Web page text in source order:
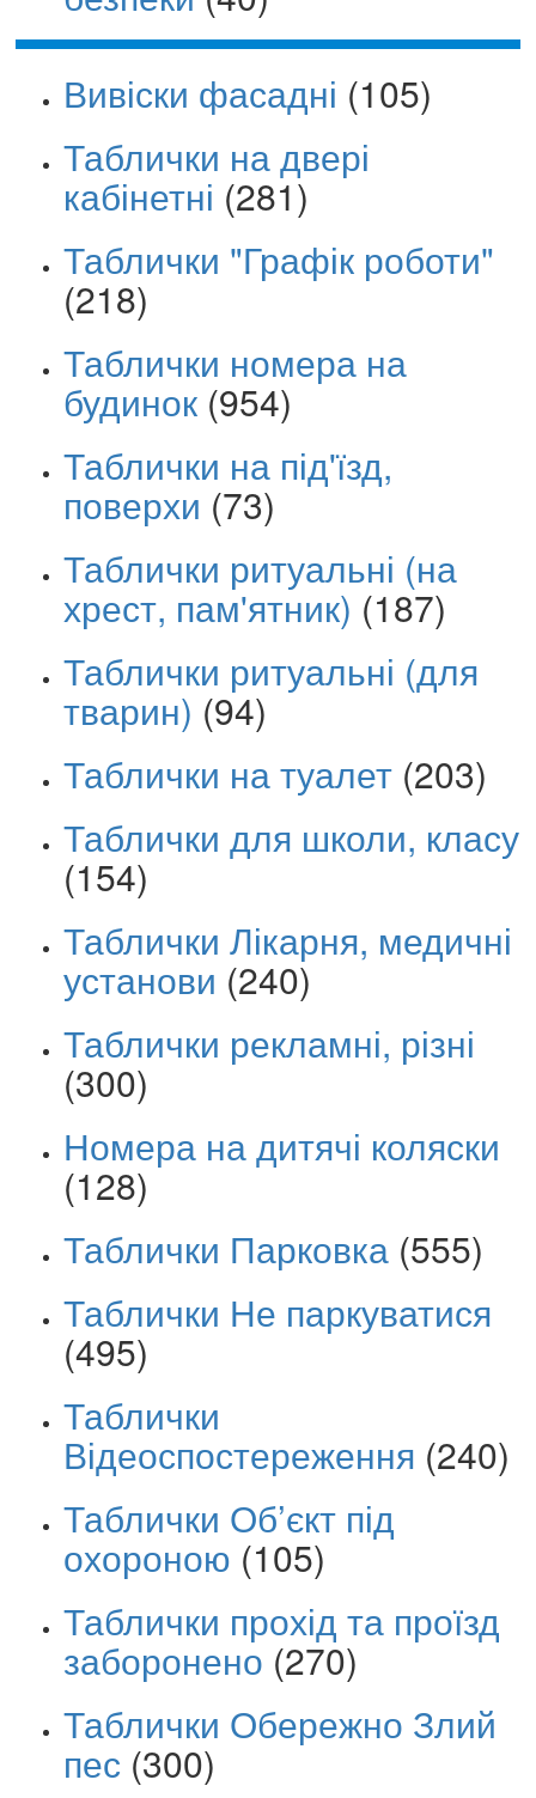
Вивіски фасадні (105)
Таблички на двері
кабінетні (281)
Таблички "Графік роботи"
(218)
Таблички номера на
будинок (954)
Таблички на під'їзд,
поверхи (73)
Таблички ритуальні (на
хрест, пам'ятник) (187)
Таблички ритуальні (для
тварин) (94)
Таблички на туалет (203)
Таблички для школи, класу
(154)
Таблички Лікарня, медичні
установи (240)
Таблички рекламні, різні
(300)
Номера на дитячі коляски
(128)
Таблички Парковка (555)
Таблички Не паркуватися
(495)
Таблички
Відеоспостереження (240)
Таблички Об’єкт під
охороною (105)
Таблички прохід та проїзд
заборонено (270)
Таблички Обережно Злий
пес (300)